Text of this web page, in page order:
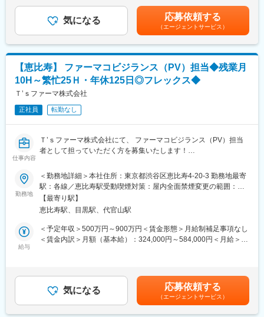
間以下、平均勤続年数は15年以上と定着率も抜群です。
変更の範囲：会社の定める業務
評価を行う。
（3）社内関係者および国内外の提携会社からの情報収集・意意交
換を行うとともに、医学専門家の意見を聴取した結果をもとに、
いて、実行されるようリードする。
■組織構成：
安全管理室（30名）
■当社の魅力：
当社は1913年に東京・本郷で「独創研究」の考えのもとに創業
し、循環器、産婦人科、消化器科、精神科の領域を中心として医
薬メーカーです。医薬だけでなく、知見を活かし、皮膚科学に基
づいて、敏感肌にやさしいスキンケア製品も開発しています。研
極的に外部と共同開発や創薬研究を行っており、新製品開発に意
欲的です。ますます高まる健康に対する関心と医療への期待に応
えられるよう、同社は環境変化に対応しながら着実に成長し続
け、長期的にはグローバルにも存在価値を認められるスペシャリ
変更の範囲：会社の定める業務
じて上下する可能性があります。賃金はあくまでも目安の金額で
あり、選考を通じて上下する可能性があります。月給(月額)は固定
手当を含めた表記です。
気になる 応募依頼する
（エージェントサービス）
【恵比寿】 ファーマコビジランス（PV）担当◆残業月
10H～繁忙25Ｈ・年休125日◎フレックス◆
Ｔ’ｓファーマ株式会社
正社員 転勤なし
仕事内容
Ｔ’ｓファーマ株式会社にて、 ファーマコビジランス（PV）担当
者として担っていただく方を募集いたします！
■業務内容：
・GVP／GPSP（症例に基づいた）業務手順書の作成、運用、管
理、改訂（T‘sファーマに基づいたSOPの作成）
・GVP／GPSP自己点検、教育訓練
・海外の業務提携会社（TEVA）からのPV監査対応および当局か
らの査察対応
・ファーマコビジランス契約の締結・維持・管理（海外の業務提
・就業時間は9:00-17:45（所定労働時間7時間45分） 、年間休日
125日とワークライフバランスを整えながら働くことができる環
勤務地
＜勤務地詳細＞本社住所：東京都渋谷区恵比寿4-20-3 勤務地最寄
駅：各線／恵比寿駅受動喫煙対策：屋内全面禁煙変更の範囲：会
社の定める事業所
【最寄り駅】
恵比寿駅、目黒駅、代官山駅
給与
＜予定年収＞500万円～900万円＜賃金形態＞月給制補足事項なし
＜賃金内訳＞月額（基本給）：324,000円～584,000円＜月給＞
年1回（翌年支給）賃金はあくまでも目安の金額であり、選考を通
じて上下する可能性があります。月給(月額)は固定手当を含めた表
記です。
気になる 応募依頼する
（エージェントサービス）